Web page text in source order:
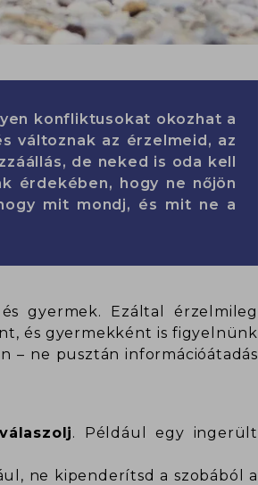
konfliktusokat okozhat a
változnak az érzelmeid, az
de neked is oda kell
érdekében, hogy ne nőjön
mit mondj, és mit ne a
gyermek. Ezáltal érzelmileg
és gyermekként is figyelnünk
– ne pusztán információátadás
. Például egy ingerült
ne kipenderítsd a szobából a